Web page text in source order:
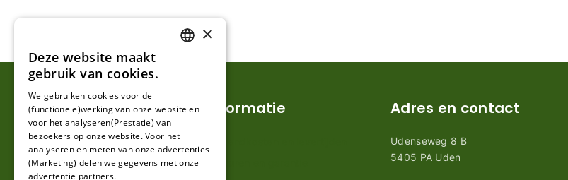
Klantenservice
Mijn account
Klantenservice
Informatie Adres en contact
Udenseweg 8 B
5405 PA Uden
GERMAN
×
Deze website maakt
gebruik van cookies.
We gebruiken cookies voor de
(functionele)werking van onze website en
voor het analyseren(Prestatie) van
bezoekers op onze website. Voor het
analyseren en meten van onze advertenties
(Marketing) delen we gegevens met onze
advertentie partners.